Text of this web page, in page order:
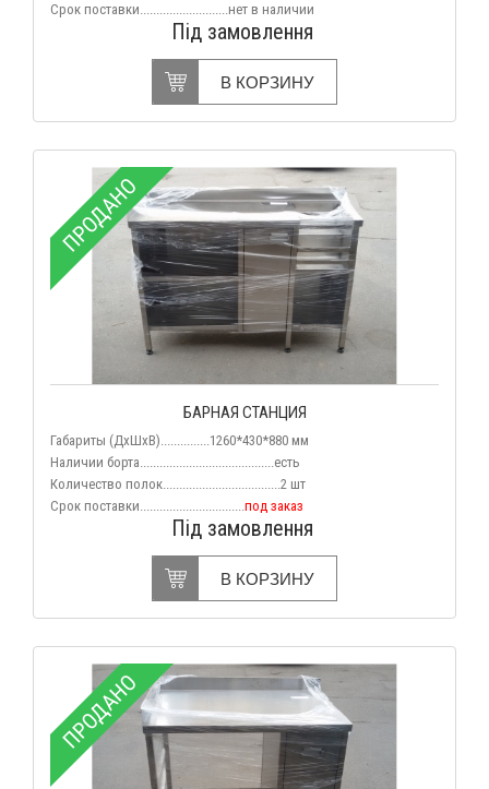
Срок поставки...........................нет в наличии
Під замовлення
В КОРЗИНУ
ПРОДАНО
БАРНАЯ СТАНЦИЯ
Габариты (ДхШхВ)...............1260*430*880 мм
Наличии борта.........................................есть
Количество полок....................................2 шт
Срок поставки................................под заказ
Під замовлення
В КОРЗИНУ
ПРОДАНО